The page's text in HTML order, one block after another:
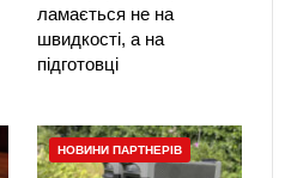
ламається не на
швидкості, а на
підготовці
НОВИНИ ПАРТНЕРІВ